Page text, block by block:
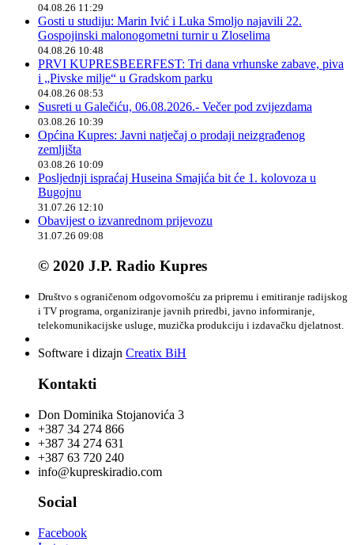
04.08.26 11:29
Gosti u studiju: Marin Ivić i Luka Smoljo najavili 22.
Gospojinski malonogometni turnir u Zloselima
04.08.26 10:48
PRVI KUPRESBEERFEST: Tri dana vrhunske zabave, piva
i „Pivske milje“ u Gradskom parku
04.08.26 08:53
Susreti u Galečiću, 06.08.2026.- Večer pod zvijezdama
03.08.26 10:39
Općina Kupres: Javni natječaj o prodaji neizgrađenog
zemljišta
03.08.26 10:09
Posljednji ispraćaj Huseina Smajića bit će 1. kolovoza u
Bugojnu
31.07.26 12:10
Obavijest o izvanrednom prijevozu
31.07.26 09:08
© 2020 J.P. Radio Kupres
Društvo s ograničenom odgovornošću za pripremu i emitiranje radijskog
i TV programa, organiziranje javnih priredbi, javno informiranje,
telekomunikacijske usluge, muzička produkciju i izdavačku djelatnost.
Software i dizajn Creatix BiH
Kontakti
Don Dominika Stojanovića 3
+387 34 274 866
+387 34 274 631
+387 63 720 240
info@kupreskiradio.com
Social
Facebook